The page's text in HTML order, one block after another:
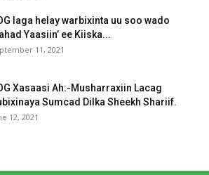
laga helay warbixinta uu soo wado
Yaasiin’ ee Kiiska...
11, 2021
Xasaasi Ah:-Musharraxiin Lacag
Sumcad Dilka Sheekh Shariif.
12, 2021